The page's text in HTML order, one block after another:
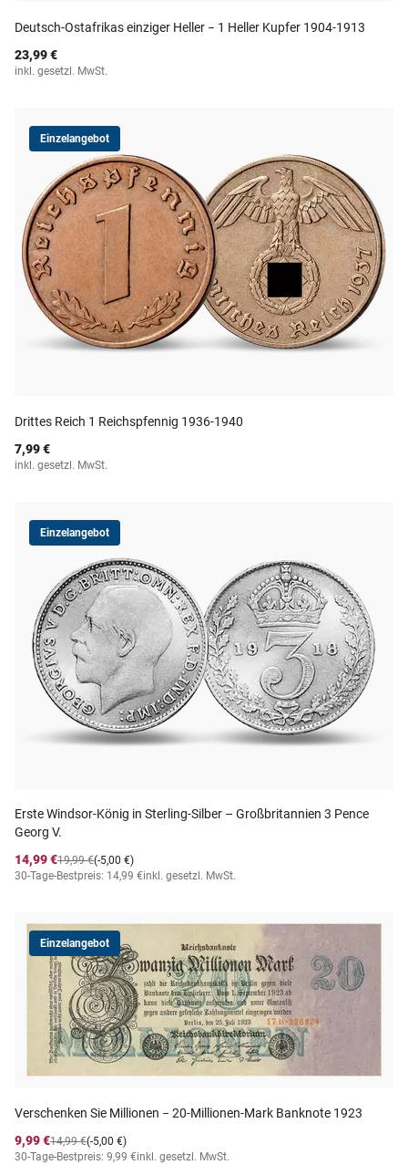
Deutsch-Ostafrikas einziger Heller − 1 Heller Kupfer 1904-1913
23,99 €
inkl. gesetzl. MwSt.
Einzelangebot
Drittes Reich 1 Reichspfennig 1936-1940
7,99 €
inkl. gesetzl. MwSt.
Einzelangebot
Erste Windsor-König in Sterling-Silber – Großbritannien 3 Pence
Georg V.
14,99 €
(-5,00 €)
19,99 €
30-Tage-Bestpreis: 14,99 €inkl. gesetzl. MwSt.
Einzelangebot
Verschenken Sie Millionen − 20-Millionen-Mark Banknote 1923
9,99 €
(-5,00 €)
14,99 €
30-Tage-Bestpreis: 9,99 €inkl. gesetzl. MwSt.